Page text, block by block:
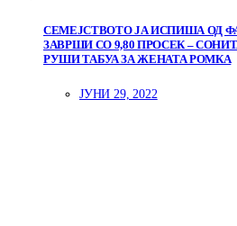
СЕМЕЈСТВОТО ЈА ИСПИША ОД
ЗАВРШИ СО 9,80 ПРОСЕК –
РУШИ ТАБУА ЗА ЖЕНАТА РОМКА
ЈУНИ 29, 2022